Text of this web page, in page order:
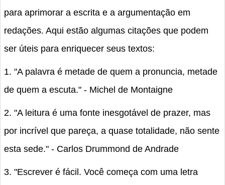
para aprimorar a escrita e a argumentação em
redações. Aqui estão algumas citações que podem
ser úteis para enriquecer seus textos:
1. "A palavra é metade de quem a pronuncia, metade
de quem a escuta." - Michel de Montaigne
2. "A leitura é uma fonte inesgotável de prazer, mas
por incrível que pareça, a quase totalidade, não sente
esta sede." - Carlos Drummond de Andrade
3. "Escrever é fácil. Você começa com uma letra